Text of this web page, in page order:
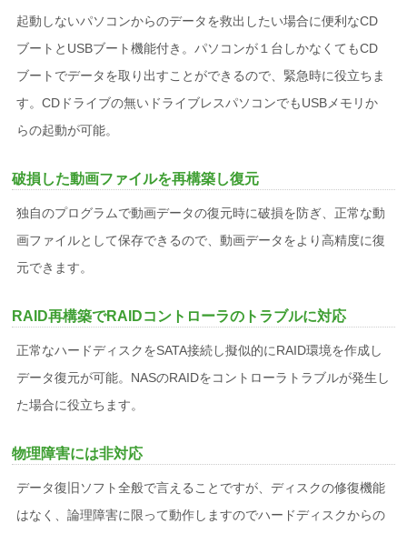
起動しないパソコンからのデータを救出したい場合に便利なCD
ブートとUSBブート機能付き。パソコンが１台しかなくてもCD
ブートでデータを取り出すことができるので、緊急時に役立ちま
す。CDドライブの無いドライブレスパソコンでもUSBメモリか
らの起動が可能。
破損した動画ファイルを再構築し復元
独自のプログラムで動画データの復元時に破損を防ぎ、正常な動
画ファイルとして保存できるので、動画データをより高精度に復
元できます。
RAID再構築でRAIDコントローラのトラブルに対応
正常なハードディスクをSATA接続し擬似的にRAID環境を作成し
データ復元が可能。NASのRAIDをコントローラトラブルが発生し
た場合に役立ちます。
物理障害には非対応
データ復旧ソフト全般で言えることですが、ディスクの修復機能
はなく、論理障害に限って動作しますのでハードディスクからの